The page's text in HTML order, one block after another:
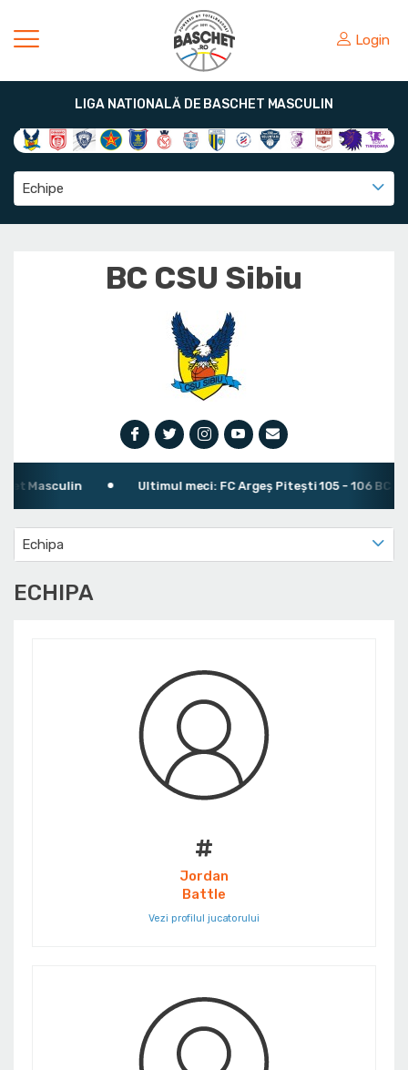
Login
LIGA NATIONALĂ DE BASCHET MASCULIN
Echipe
BC CSU Sibiu
Ultimul meci: FC Argeș Pitești 105 - 106 BC CSU
Echipa
ECHIPA
#
Jordan
Battle
Vezi profilul jucatorului